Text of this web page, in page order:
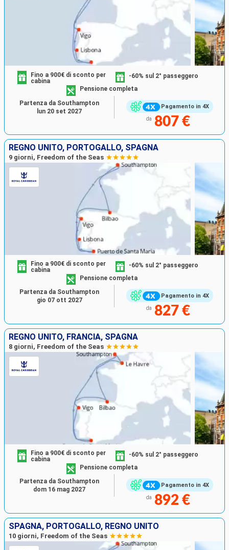
Pagamento in 4X
Fino a 900€ di sconto per
cabina
-60% sul 2° passeggero
Pensione completa
da 807 €
Partenza da Southampton
lun 20 set 2027
REGNO UNITO, PORTOGALLO, SPAGNA
9 giorni, Freedom of the Seas
Pagamento in 4X
Fino a 900€ di sconto per
cabina
-60% sul 2° passeggero
Pensione completa
da 827 €
Partenza da Southampton
gio 07 ott 2027
REGNO UNITO, FRANCIA, SPAGNA
8 giorni, Freedom of the Seas
Pagamento in 4X
Fino a 900€ di sconto per
cabina
-60% sul 2° passeggero
Pensione completa
da 892 €
Partenza da Southampton
dom 16 mag 2027
SPAGNA, PORTOGALLO, REGNO UNITO
10 giorni, Freedom of the Seas